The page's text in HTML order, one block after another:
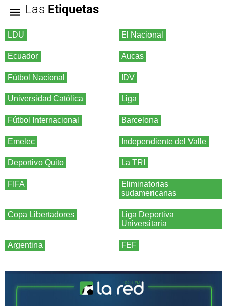
Las Etiquetas
LDU El Nacional
Ecuador Aucas
Fútbol Nacional IDV
Universidad Católica Liga
Fútbol Internacional Barcelona
Emelec Independiente del Valle
Deportivo Quito La TRI
FIFA
Eliminatorias
sudamericanas
Copa Libertadores
Liga Deportiva
Universitaria
Argentina FEF